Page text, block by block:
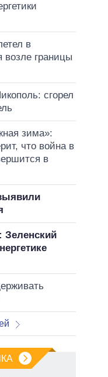
в
возле границы
сгорел
зима»:
что война в
в
Зеленский